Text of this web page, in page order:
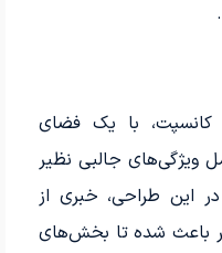
در طراحی داخلی مینی Skeg کانسپت، با یک فضای
ویژگی‌های جالبی نظیر
این طراحی، خبری از
باعث شده تا بخش‌های